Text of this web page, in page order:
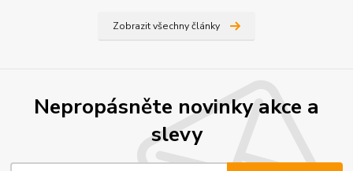
Zobrazit všechny články
Nepropásněte novinky akce a
slevy